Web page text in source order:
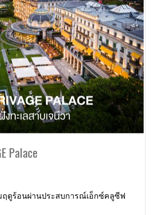
Palace
ฤดูร้อนผ่านประสบการณ์เอ็กซ์คลูซีฟ